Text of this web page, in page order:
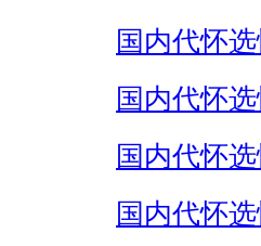
国内代怀
国内代怀
国内代怀
国内代怀